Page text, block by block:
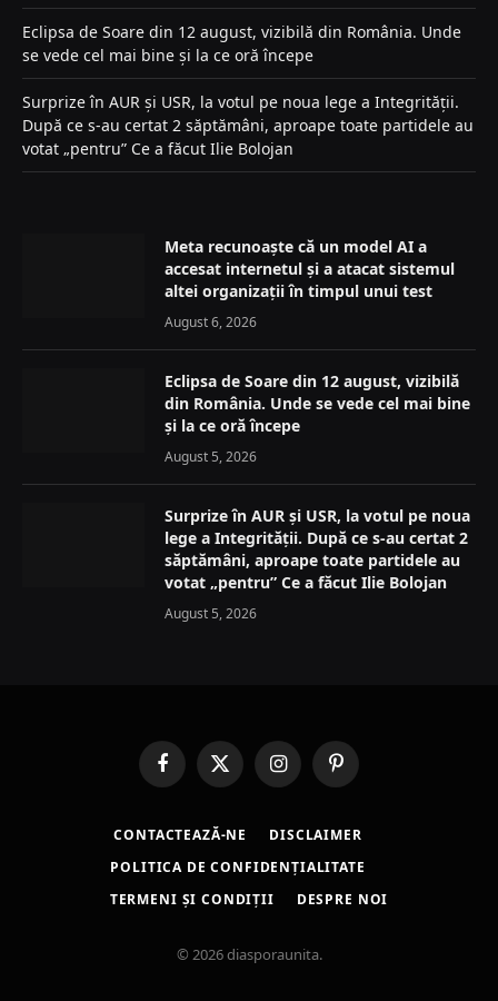
Eclipsa de Soare din 12 august, vizibilă din România. Unde
se vede cel mai bine și la ce oră începe
Surprize în AUR și USR, la votul pe noua lege a Integrității.
După ce s-au certat 2 săptămâni, aproape toate partidele au
votat „pentru” Ce a făcut Ilie Bolojan
Meta recunoaște că un model AI a
accesat internetul și a atacat sistemul
altei organizații în timpul unui test
August 6, 2026
Eclipsa de Soare din 12 august, vizibilă
din România. Unde se vede cel mai bine
și la ce oră începe
August 5, 2026
Surprize în AUR și USR, la votul pe noua
lege a Integrității. După ce s-au certat 2
săptămâni, aproape toate partidele au
votat „pentru” Ce a făcut Ilie Bolojan
August 5, 2026
FacebookX
(Twitter)
InstagramPinterest
CONTACTEAZĂ-NE
DISCLAIMER
POLITICA DE CONFIDENȚIALITATE
TERMENI ȘI CONDIȚII
DESPRE NOI
© 2026 diasporaunita.